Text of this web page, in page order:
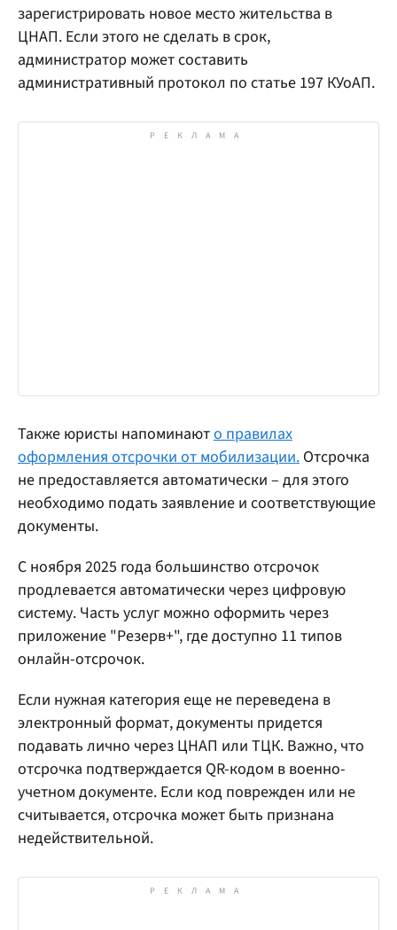
зарегистрировать новое место жительства в
ЦНАП. Если этого не сделать в срок,
администратор может составить
административный протокол по статье 197 КУоАП.
Также юристы напоминаюто правилах
оформления отсрочки от мобилизации. Отсрочка
не предоставляется автоматически – для этого
необходимо подать заявление и соответствующие
документы.
С ноября 2025 года большинство отсрочок
продлевается автоматически через цифровую
систему. Часть услуг можно оформить через
приложение "Резерв+", где доступно 11 типов
онлайн-отсрочок.
Если нужная категория еще не переведена в
электронный формат, документы придется
подавать лично через ЦНАП или ТЦК. Важно, что
отсрочка подтверждается QR-кодом в военно-
учетном документе. Если код поврежден или не
считывается, отсрочка может быть признана
недействительной.